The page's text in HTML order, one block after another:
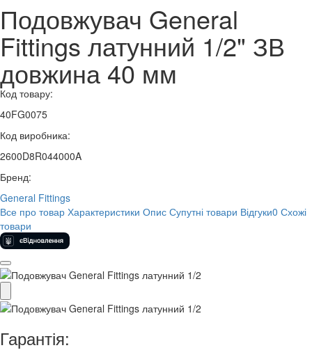
Подовжувач General
Fittings латунний 1/2" ЗВ
довжина 40 мм
Код товару:
40FG0075
Код виробника:
2600D8R044000A
Бренд:
General Fittings
Все про товар Характеристики Опис Супутні товари Відгуки0 Схожі
товари
Гарантія: